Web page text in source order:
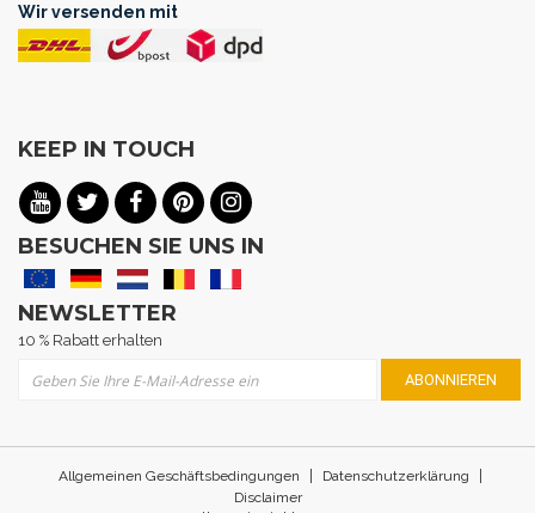
Wir versenden mit
KEEP IN TOUCH
BESUCHEN SIE UNS IN
NEWSLETTER
10 % Rabatt erhalten
ABONNIEREN
Allgemeinen Geschäftsbedingungen | Datenschutzerklärung |
Disclaimer